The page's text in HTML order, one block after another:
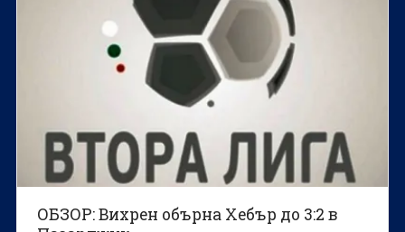
ОБЗОР: Вихрен обърна Хебър до 3:2 в